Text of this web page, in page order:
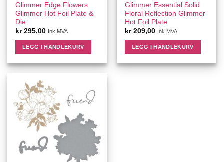
Glimmer Edge Flowers
Glimmer Hot Foil Plate &
Die
kr295,00 Ink.MVA
LEGG I HANDLEKURV
Glimmer Essential Solid
Floral Reflection Glimmer
Hot Foil Plate
kr209,00 Ink.MVA
LEGG I HANDLEKURV